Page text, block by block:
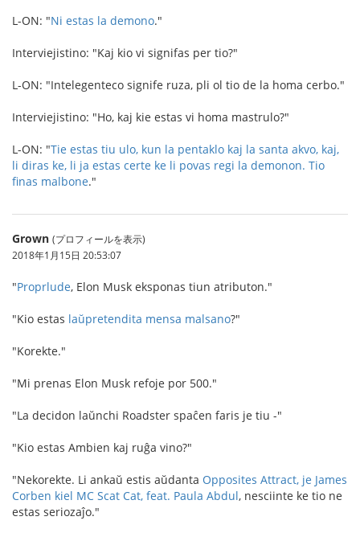
L-ON: "Ni estas la demono."
Interviejistino: "Kaj kio vi signifas per tio?"
L-ON: "Intelegenteco signife ruza, pli ol tio de la homa cerbo."
Interviejistino: "Ho, kaj kie estas vi homa mastrulo?"
L-ON: "Tie estas tiu ulo, kun la pentaklo kaj la santa akvo, kaj,
li diras ke, li ja estas certe ke li povas regi la demonon. Tio
finas malbone."
Grown (プロフィールを表示)
2018年1月15日 20:53:07
"Proprlude, Elon Musk eksponas tiun atributon."
"Kio estas laŭpretendita mensa malsano?"
"Korekte."
"Mi prenas Elon Musk refoje por 500."
"La decidon laŭnchi Roadster spaĉen faris je tiu -"
"Kio estas Ambien kaj ruĝa vino?"
"Nekorekte. Li ankaŭ estis aŭdanta Opposites Attract, je James
Corben kiel MC Scat Cat, feat. Paula Abdul, nesciinte ke tio ne
estas seriozaĵo."